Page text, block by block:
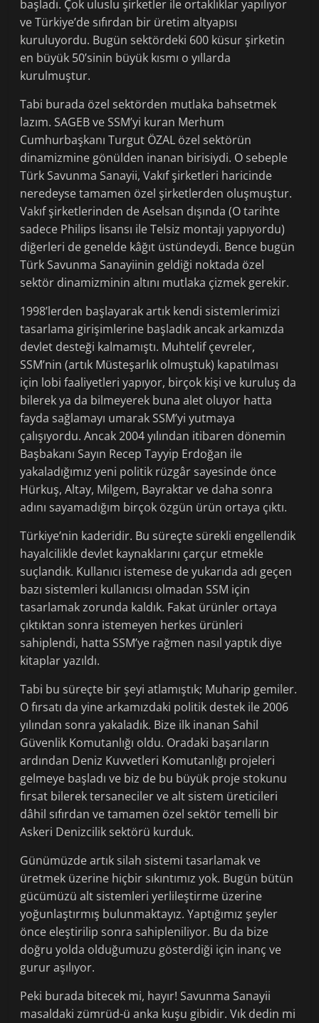
başladı. Çok uluslu şirketler ile ortaklıklar yapılıyor
ve Türkiye’de sıfırdan bir üretim altyapısı
kuruluyordu. Bugün sektördeki 600 küsur şirketin
en büyük 50’sinin büyük kısmı o yıllarda
kurulmuştur.
Tabi burada özel sektörden mutlaka bahsetmek
lazım. SAGEB ve SSM’yi kuran Merhum
Cumhurbaşkanı Turgut ÖZAL özel sektörün
dinamizmine gönülden inanan birisiydi. O sebeple
Türk Savunma Sanayii, Vakıf şirketleri haricinde
neredeyse tamamen özel şirketlerden oluşmuştur.
Vakıf şirketlerinden de Aselsan dışında (O tarihte
sadece Philips lisansı ile Telsiz montajı yapıyordu)
diğerleri de genelde kâğıt üstündeydi. Bence bugün
Türk Savunma Sanayiinin geldiği noktada özel
sektör dinamizminin altını mutlaka çizmek gerekir.
1998’lerden başlayarak artık kendi sistemlerimizi
tasarlama girişimlerine başladık ancak arkamızda
devlet desteği kalmamıştı. Muhtelif çevreler,
SSM’nin (artık Müsteşarlık olmuştuk) kapatılması
için lobi faaliyetleri yapıyor, birçok kişi ve kuruluş da
bilerek ya da bilmeyerek buna alet oluyor hatta
fayda sağlamayı umarak SSM’yi yutmaya
çalışıyordu. Ancak 2004 yılından itibaren dönemin
Başbakanı Sayın Recep Tayyip Erdoğan ile
yakaladığımız yeni politik rüzgâr sayesinde önce
Hürkuş, Altay, Milgem, Bayraktar ve daha sonra
adını sayamadığım birçok özgün ürün ortaya çıktı.
Türkiye’nin kaderidir. Bu süreçte sürekli engellendik
hayalcilikle devlet kaynaklarını çarçur etmekle
suçlandık. Kullanıcı istemese de yukarıda adı geçen
bazı sistemleri kullanıcısı olmadan SSM için
tasarlamak zorunda kaldık. Fakat ürünler ortaya
çıktıktan sonra istemeyen herkes ürünleri
sahiplendi, hatta SSM’ye rağmen nasıl yaptık diye
kitaplar yazıldı.
Tabi bu süreçte bir şeyi atlamıştık; Muharip gemiler.
O fırsatı da yine arkamızdaki politik destek ile 2006
yılından sonra yakaladık. Bize ilk inanan Sahil
Güvenlik Komutanlığı oldu. Oradaki başarıların
ardından Deniz Kuvvetleri Komutanlığı projeleri
gelmeye başladı ve biz de bu büyük proje stokunu
fırsat bilerek tersaneciler ve alt sistem üreticileri
dâhil sıfırdan ve tamamen özel sektör temelli bir
Askeri Denizcilik sektörü kurduk.
Günümüzde artık silah sistemi tasarlamak ve
üretmek üzerine hiçbir sıkıntımız yok. Bugün bütün
gücümüzü alt sistemleri yerlileştirme üzerine
yoğunlaştırmış bulunmaktayız. Yaptığımız şeyler
önce eleştirilip sonra sahipleniliyor. Bu da bize
doğru yolda olduğumuzu gösterdiği için inanç ve
gurur aşılıyor.
Peki burada bitecek mi, hayır! Savunma Sanayii
masaldaki zümrüd-ü anka kuşu gibidir. Vık dedin mi